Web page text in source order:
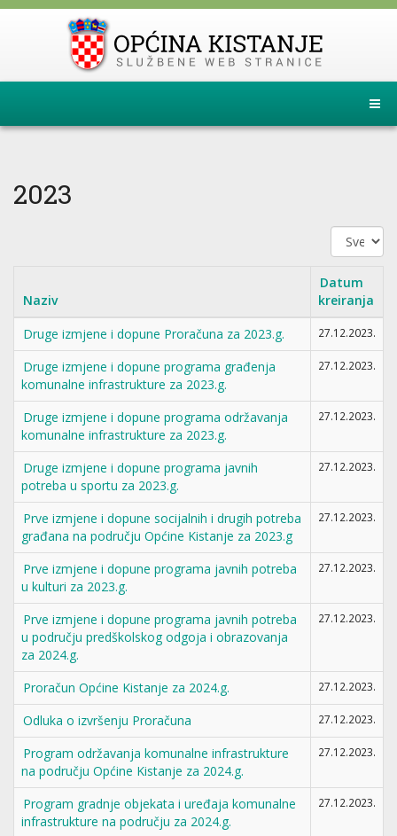
2023
Prikaz
#
Naziv
Datum
kreiranja
Druge izmjene i dopune Proračuna za 2023.g.
27.12.2023.
Druge izmjene i dopune programa građenja
komunalne infrastrukture za 2023.g.
27.12.2023.
Druge izmjene i dopune programa održavanja
komunalne infrastrukture za 2023.g.
27.12.2023.
Druge izmjene i dopune programa javnih
potreba u sportu za 2023.g.
27.12.2023.
Prve izmjene i dopune socijalnih i drugih potreba
građana na području Općine Kistanje za 2023.g
27.12.2023.
Prve izmjene i dopune programa javnih potreba
u kulturi za 2023.g.
27.12.2023.
Prve izmjene i dopune programa javnih potreba
u području predškolskog odgoja i obrazovanja
za 2024.g.
27.12.2023.
Proračun Općine Kistanje za 2024.g. 27.12.2023.
Odluka o izvršenju Proračuna 27.12.2023.
Program održavanja komunalne infrastrukture
na području Općine Kistanje za 2024.g.
27.12.2023.
Program gradnje objekata i uređaja komunalne
infrastrukture na području za 2024.g.
27.12.2023.